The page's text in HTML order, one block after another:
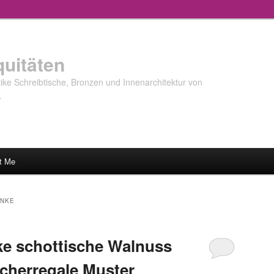
Schreibtische, Bronzen und Innenarchitektur von
Me
schottische Walnuss